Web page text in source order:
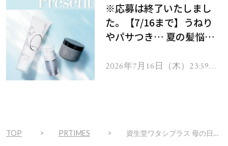
※応募は終了いたしまし
た。【7/16まで】うねり
やパサつき… 夏の髪悩み
ムを13名様にプレゼン
2026年7月16日（木）23:59ま
TOP PRTIMES 資生堂ワタシプラス 母の日に「”お母さんの色”を贈ろう」キャンペーン 顔写真をアップロードすると似合う口紅の色を提案してくれる新サービスが母の日に合わせてスタート！